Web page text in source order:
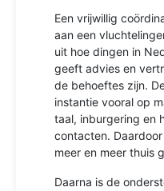
Een vrijwillig
aan een
uit hoe dingen in
geeft advies en
de behoeftes zijn.
instantie vooral op
taal, inburgering en
contacten.
meer en meer thuis
Daarna is de